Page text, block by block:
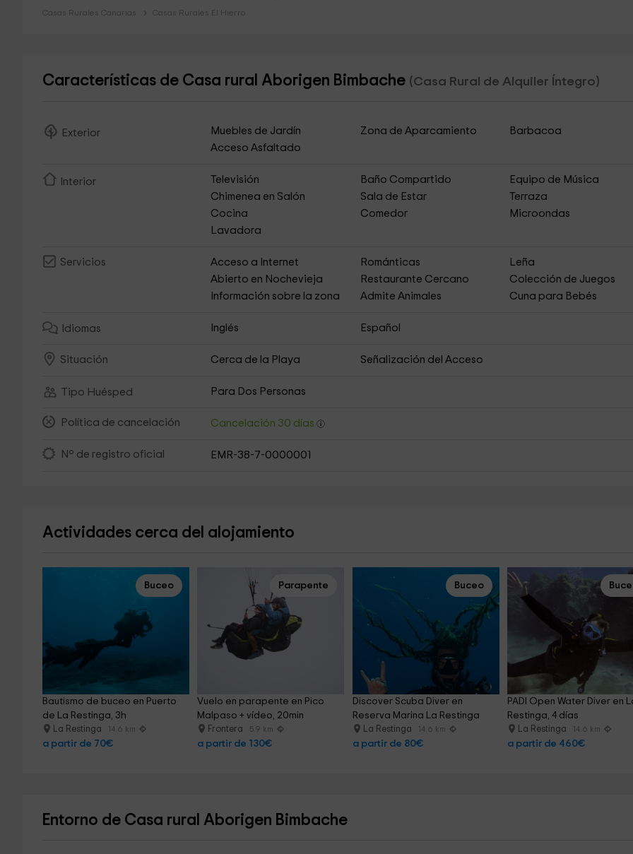
Casas Rurales Canarias Casas Rurales El Hierro
Características de Casa rural Aborigen Bimbache (Casa Rural de Alquiler Íntegro)
Exterior Muebles de Jardín Zona de Aparcamiento
Barbacoa
Acceso Asfaltado
Interior Televisión Baño Compartido
Equipo de Música
Chimenea en Salón
Sala de Estar
Terraza
Cocina
Comedor
Microondas
Lavadora
Servicios Acceso a Internet Románticas
Leña
Abierto en Nochevieja
Restaurante Cercano
Colección de Juegos
Información sobre la zona
Admite Animales Cuna para Bebés
Idiomas Inglés Español
Situación Cerca de la Playa Señalización del Acceso
Tipo Huésped Para Dos Personas
Política de cancelación Cancelación 30 días
Nº de registro oficial EMR-38-7-0000001
Actividades cerca del alojamiento
Buceo
Bautismo de buceo en Puerto
de La Restinga, 3h
La Restinga 14.6 km
a partir de 70€
Parapente
Vuelo en parapente en Pico
Malpaso + vídeo, 20min
Frontera 5.9 km
a partir de 130€
Buceo
Discover Scuba Diver en
Reserva Marina La Restinga
La Restinga 14.6 km
a partir de 80€
PADI Open Water Diver en
Restinga, 4 días
La Restinga 14.6 km
a partir de 460€
Entorno de Casa rural Aborigen Bimbache